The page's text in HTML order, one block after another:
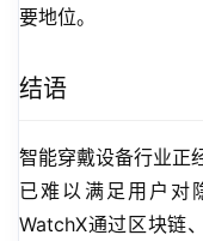
要地位。
结语
智能穿戴设备行业正
已难以满足用户对
WatchX通过区块链